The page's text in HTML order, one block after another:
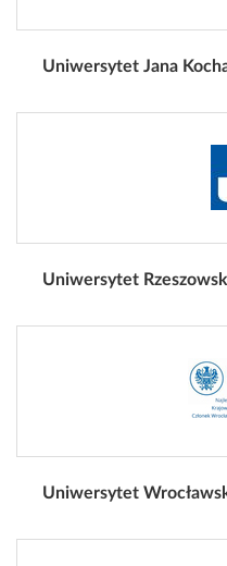
Uniwersytet Jana
Uniwersytet
Uniwersytet